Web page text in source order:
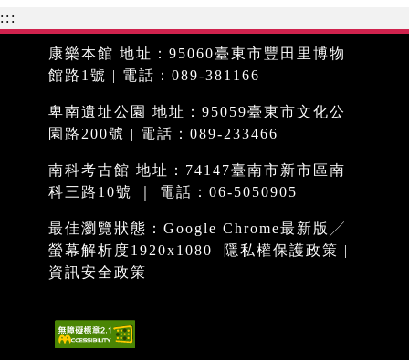
:::
康樂本館 地址：95060臺東市豐田里博物
館路1號 | 電話：089-381166
卑南遺址公園 地址：95059臺東市文化公
園路200號 | 電話：089-233466
南科考古館 地址：74147臺南市新市區南
科三路10號 ｜ 電話：06-5050905
最佳瀏覽狀態：Google Chrome最新版╱
螢幕解析度1920x1080
隱私權保護政策 |
資訊安全政策